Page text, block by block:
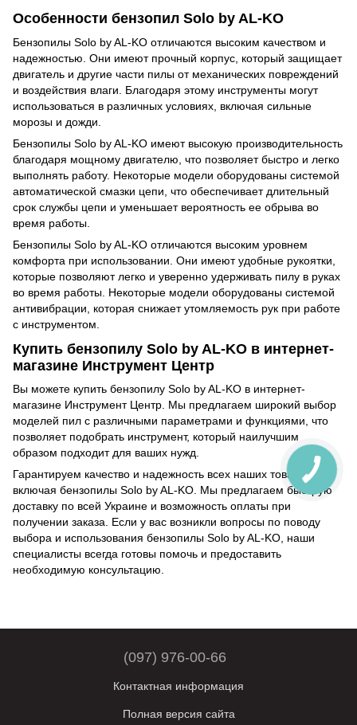
Особенности бензопил Solo by AL-KO
Бензопилы Solo by AL-KO отличаются высоким качеством и
надежностью. Они имеют прочный корпус, который защищает
двигатель и другие части пилы от механических повреждений
и воздействия влаги. Благодаря этому инструменты могут
использоваться в различных условиях, включая сильные
морозы и дожди.
Бензопилы Solo by AL-KO имеют высокую производительность
благодаря мощному двигателю, что позволяет быстро и легко
выполнять работу. Некоторые модели оборудованы системой
автоматической смазки цепи, что обеспечивает длительный
срок службы цепи и уменьшает вероятность ее обрыва во
время работы.
Бензопилы Solo by AL-KO отличаются высоким уровнем
комфорта при использовании. Они имеют удобные рукоятки,
которые позволяют легко и уверенно удерживать пилу в руках
во время работы. Некоторые модели оборудованы системой
антивибрации, которая снижает утомляемость рук при работе
с инструментом.
Купить бензопилу Solo by AL-KO в интернет-
магазине Инструмент Центр
Вы можете купить бензопилу Solo by AL-KO в интернет-
магазине Инструмент Центр. Мы предлагаем широкий выбор
моделей пил с различными параметрами и функциями, что
позволяет подобрать инструмент, который наилучшим
образом подходит для ваших нужд.
Гарантируем качество и надежность всех наших товаров,
включая бензопилы Solo by AL-KO. Мы предлагаем быструю
доставку по всей Украине и возможность оплаты при
получении заказа. Если у вас возникли вопросы по поводу
выбора и использования бензопилы Solo by AL-KO, наши
специалисты всегда готовы помочь и предоставить
необходимую консультацию.
(097) 976-00-66
Контактная информация
Полная версия сайта